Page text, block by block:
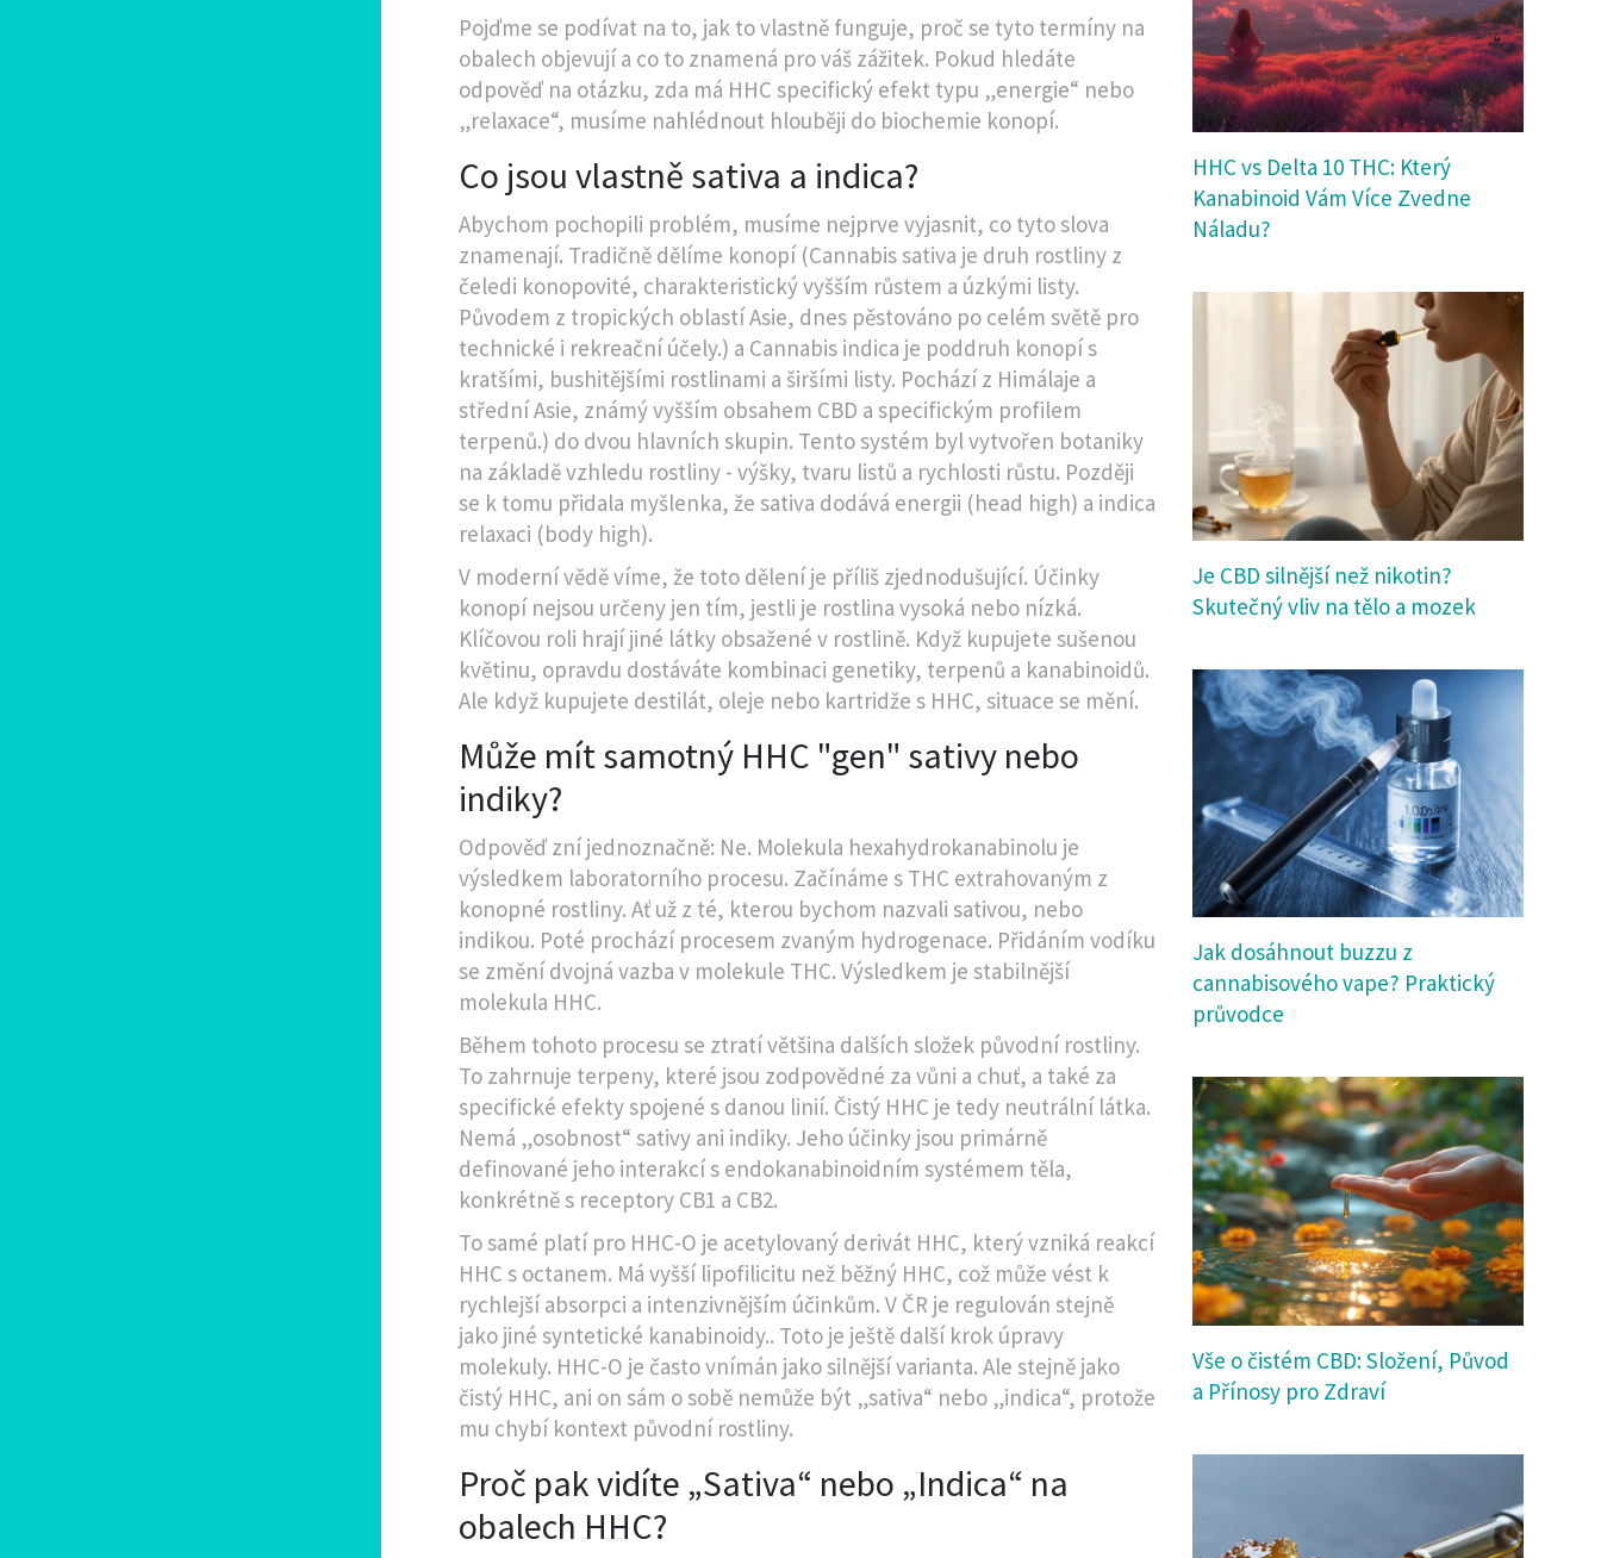
Pojďme se podívat na to, jak to vlastně funguje, proč se tyto termíny na
obalech objevují a co to znamená pro váš zážitek. Pokud hledáte
odpověď na otázku, zda má HHC specifický efekt typu „energie“ nebo
„relaxace“, musíme nahlédnout hlouběji do biochemie konopí.
Co jsou vlastně sativa a indica?
Abychom pochopili problém, musíme nejprve vyjasnit, co tyto slova
znamenají. Tradičně dělíme konopí (Cannabis sativa je druh rostliny z
čeledi konopovité, charakteristický vyšším růstem a úzkými listy.
Původem z tropických oblastí Asie, dnes pěstováno po celém světě pro
technické i rekreační účely.) a Cannabis indica je poddruh konopí s
kratšími, bushitějšími rostlinami a širšími listy. Pochází z Himálaje a
střední Asie, známý vyšším obsahem CBD a specifickým profilem
terpenů.) do dvou hlavních skupin. Tento systém byl vytvořen botaniky
na základě vzhledu rostliny - výšky, tvaru listů a rychlosti růstu. Později
se k tomu přidala myšlenka, že sativa dodává energii (head high) a indica
relaxaci (body high).
V moderní vědě víme, že toto dělení je příliš zjednodušující. Účinky
konopí nejsou určeny jen tím, jestli je rostlina vysoká nebo nízká.
Klíčovou roli hrají jiné látky obsažené v rostlině. Když kupujete sušenou
květinu, opravdu dostáváte kombinaci genetiky, terpenů a kanabinoidů.
Ale když kupujete destilát, oleje nebo kartridže s HHC, situace se mění.
Může mít samotný HHC "gen" sativy nebo
indiky?
Odpověď zní jednoznačně: Ne. Molekula hexahydrokanabinolu je
výsledkem laboratorního procesu. Začínáme s THC extrahovaným z
konopné rostliny. Ať už z té, kterou bychom nazvali sativou, nebo
indikou. Poté prochází procesem zvaným hydrogenace. Přidáním vodíku
se změní dvojná vazba v molekule THC. Výsledkem je stabilnější
molekula HHC.
Během tohoto procesu se ztratí většina dalších složek původní rostliny.
To zahrnuje terpeny, které jsou zodpovědné za vůni a chuť, a také za
specifické efekty spojené s danou linií. Čistý HHC je tedy neutrální látka.
Nemá „osobnost“ sativy ani indiky. Jeho účinky jsou primárně
definované jeho interakcí s endokanabinoidním systémem těla,
konkrétně s receptory CB1 a CB2.
To samé platí pro HHC-O je acetylovaný derivát HHC, který vzniká reakcí
HHC s octanem. Má vyšší lipofilicitu než běžný HHC, což může vést k
rychlejší absorpci a intenzivnějším účinkům. V ČR je regulován stejně
jako jiné syntetické kanabinoidy.. Toto je ještě další krok úpravy
molekuly. HHC-O je často vnímán jako silnější varianta. Ale stejně jako
čistý HHC, ani on sám o sobě nemůže být „sativa“ nebo „indica“, protože
mu chybí kontext původní rostliny.
Proč pak vidíte „Sativa“ nebo „Indica“ na
obalech HHC?
HHC vs Delta 10 THC: Který
Kanabinoid Vám Více Zvedne
Náladu?
Je CBD silnější než nikotin?
Skutečný vliv na tělo a mozek
Jak dosáhnout buzzu z
cannabisového vape? Praktický
průvodce
Vše o čistém CBD: Složení, Původ
a Přínosy pro Zdraví